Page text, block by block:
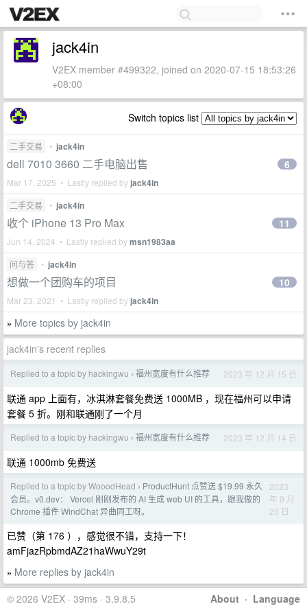
jack4in
V2EX member #499322, joined on 2020-07-15 18:53:26
+08:00
Switch topics list
二手交易 • jack4in
dell 7010 3660 二手电脑出售
Mar 17, 2025 • Lastly replied by jack4in
6
二手交易 • jack4in
收个 iPhone 13 Pro Max
Jun 14, 2024 • Lastly replied bymsn1983aa
11
问与答 • jack4in
想做一个团购车的项目
Mar 23, 2021 • Lastly replied by jack4in
10
» More topics by jack4in
jack4in's recent replies
Replied to a topic by hackingwu › 福州宽度有什么推荐 2023 年 12 月 15 日
联通 app 上面有，冰淇淋套餐免费送 1000MB ，现在福州可以申请
套餐 5 折。刚和联通刚了一个月
Replied to a topic by hackingwu › 福州宽度有什么推荐 2023 年 12 月 14 日
联通 1000mb 免费送
Replied to a topic by WooodHead › ProductHunt 点赞送 $19.99 永久
会员。v0.dev： Vercel 刚刚发布的 AI 生成 web UI 的工具，跟我做的
Chrome 插件 WindChat 异曲同工呀。
2023
年 9 月
20 日
已赞（第 176 ），感觉很不错，支持一下！
amFjazRpbmdAZ21haWwuY29t
» More replies by jack4in
About · Language
© 2026 V2EX · 39ms · 3.9.8.5